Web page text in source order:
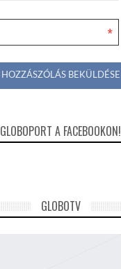
*
GLOBOPORT A FACEBOOKON!
GLOBOTV